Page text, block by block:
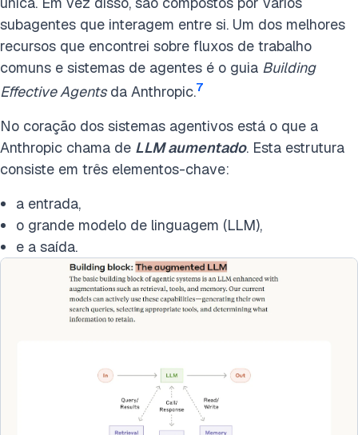
subagentes que interagem entre si. Um dos melhores
recursos que encontrei sobre fluxos de trabalho
comuns e sistemas de agentes é o guia Building
Effective Agentsda Anthropic.7
No coração dos sistemas agentivos está o que a
Anthropic chama de LLM aumentado. Esta estrutura
consiste em três elementos-chave:
a entrada,
o grande modelo de linguagem (LLM),
e a saída.